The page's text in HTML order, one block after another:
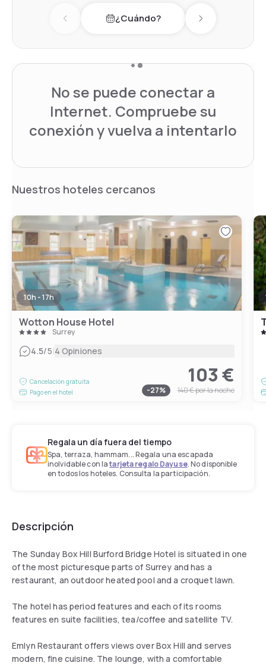
Previous day¿Cuándo? Next day
No se puede conectar a
Internet. Compruebe su
conexión y vuelva a intentarlo
Nuestros hoteles cercanos
10h - 17h
Wotton House Hotel
Surrey
4.5/5|4 Opiniones
Cancelación gratuita
Pago en el hotel
103 €
-27% 140 €por la noche
Regala un día fuera del tiempo
Spa, terraza, hammam... Regala una escapada
inolvidable con latarjeta regalo Dayuse. No disponible
en todos los hoteles. Consulta la participación.
Descripción
The Sunday Box Hill Burford Bridge Hotel is situated in one
of the most picturesque parts of Surrey and has a
restaurant, an outdoor heated pool and a croquet lawn.
The hotel has period features and each of its rooms
features en suite facilities, tea/coffee and satellite TV.
Emlyn Restaurant offers views over Box Hill and serves
modern, fine cuisine. The lounge, with a comfortable